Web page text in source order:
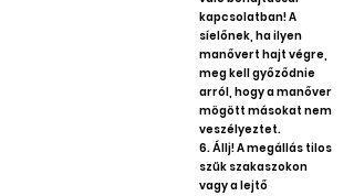
kapcsolatban! A
síelőnek, ha ilyen
manővert hajt végre,
meg kell győződnie
arról, hogy a manőver
mögött másokat nem
veszélyeztet.
6. Állj! A megállás tilos
szűk szakaszokon
vagy a lejtő